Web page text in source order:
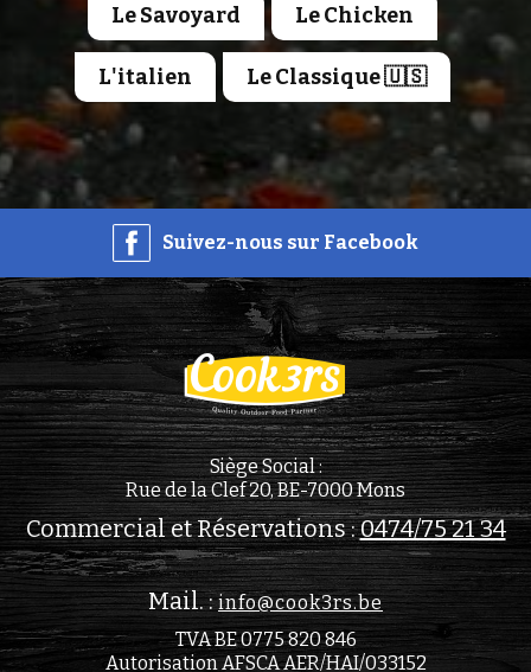
Le Savoyard Le Chicken
L'italien Le Classique 🇺🇸
Suivez-nous sur Facebook
Siège Social :
Rue de la Clef 20, BE-7000 Mons
Commercial et Réservations :0474/75 21 34
Mail. :info@cook3rs.be
TVA BE 0775 820 846
Autorisation AFSCA AER/HAI/033152